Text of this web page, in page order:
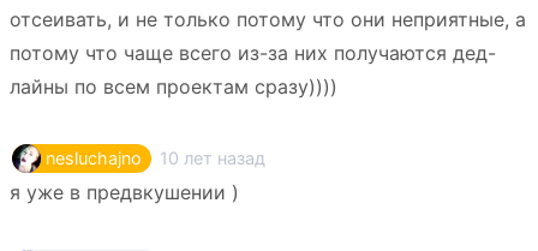
отсеивать, и не только потому что они неприятные, а
потому что чаще всего из-за них получаются дед-
лайны по всем проектам сразу))))
nesluchajno 10 лет назад
я уже в предвкушении )